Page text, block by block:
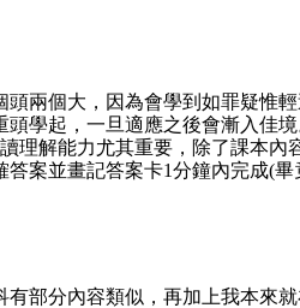
兩個大，因為會學到如罪疑惟輕
學起，一旦適應之後會漸入佳
理解能力尤其重要，除了課本內
案並畫記答案卡1分鐘內完成(
部分內容類似，再加上我本來